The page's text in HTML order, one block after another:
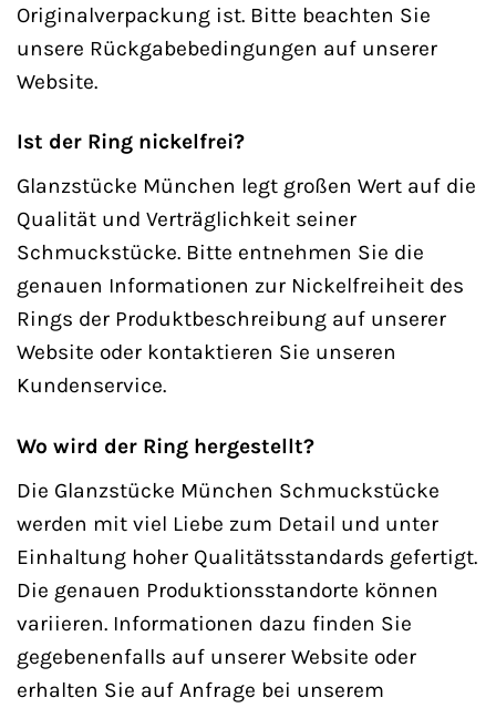
Originalverpackung ist. Bitte beachten Sie
unsere Rückgabebedingungen auf unserer
Website.
Ist der Ring nickelfrei?
Glanzstücke München legt großen Wert auf die
Qualität und Verträglichkeit seiner
Schmuckstücke. Bitte entnehmen Sie die
genauen Informationen zur Nickelfreiheit des
Rings der Produktbeschreibung auf unserer
Website oder kontaktieren Sie unseren
Kundenservice.
Wo wird der Ring hergestellt?
Die Glanzstücke München Schmuckstücke
werden mit viel Liebe zum Detail und unter
Einhaltung hoher Qualitätsstandards gefertigt.
Die genauen Produktionsstandorte können
variieren. Informationen dazu finden Sie
gegebenenfalls auf unserer Website oder
erhalten Sie auf Anfrage bei unserem